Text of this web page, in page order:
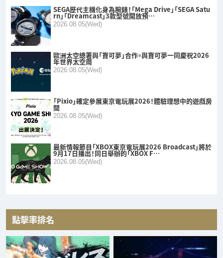
SEGA歷代主機化身為腕錶！「Mega Drive」「SEGA Satu
rn」「Dreamcast」3款型號開放預…
2026.08.05(Wed)
歐洲太空總署與「寶可夢」合作。與寶可夢一同慶祝2026
年世界太空周
2026.08.05(Wed)
「Pixio」確定參展東京電玩展2026！體驗理想中的遊戲房
間
2026.08.05(Wed)
最新情報節目「XBOX東京電玩展2026 Broadcast」將於
9月17日播出！同日舉辦的「XBOX F…
2026.08.05(Wed)
點擊率排名